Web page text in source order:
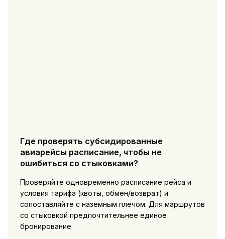
Где проверять субсидированные
авиарейсы расписание, чтобы не
ошибиться со стыковками?
Проверяйте одновременно расписание рейса и
условия тарифа (квоты, обмен/возврат) и
сопоставляйте с наземным плечом. Для маршрутов
со стыковкой предпочтительнее единое
бронирование.